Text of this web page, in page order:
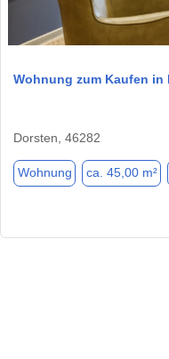
Wohnung zum Kaufen in
Dorsten, 46282
Wohnung ca. 45,00 m²